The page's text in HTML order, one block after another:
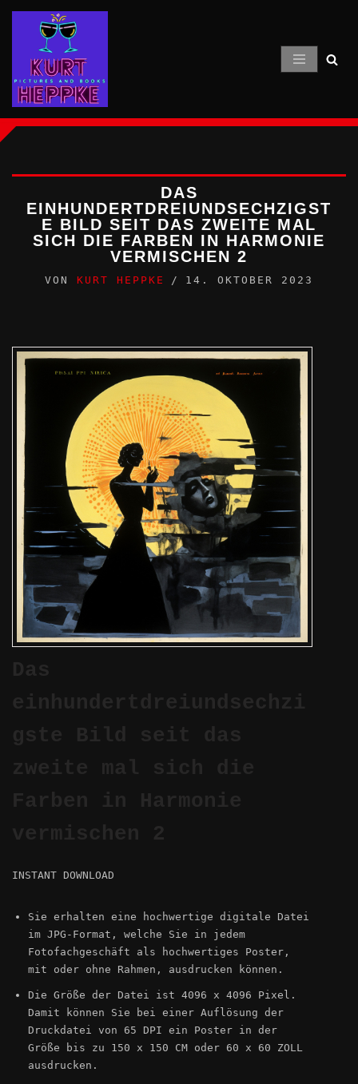
Inhalt
springen
DAS
EINHUNDERTDREIUNDSECHZIGST
E BILD SEIT DAS ZWEITE MAL
SICH DIE FARBEN IN HARMONIE
VERMISCHEN 2
VON KURT HEPPKE 14. OKTOBER 2023
INSTANT DOWNLOAD
Sie erhalten eine hochwertige digitale Datei
im JPG-Format, welche Sie in jedem
Fotofachgeschäft als hochwertiges Poster,
mit oder ohne Rahmen, ausdrucken können.
Die Größe der Datei ist 4096 x 4096 Pixel.
Damit können Sie bei einer Auflösung der
Druckdatei von 65 DPI ein Poster in der
Größe bis zu 150 x 150 CM oder 60 x 60 ZOLL
ausdrucken.
3,80 €